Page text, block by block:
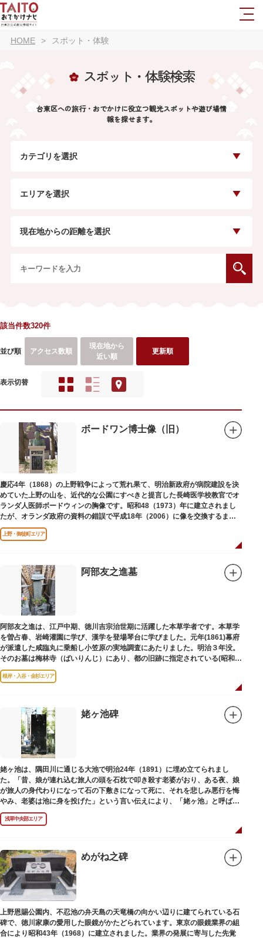
HOME スポット・体験
スポット・体験検索
台東区への旅行・おでかけに役立つ観光スポットや遊び場情
報を探せます。
カテゴリを選択
エリアを選択
現在地からの距離を選択
該当件数320件
並び順 アクセス数順
現在地から
近い順
更新順
表示切替
ボードワン博士像（旧）
慶応4年（1868）の上野戦争によって荒れ果て、明治新政府が病院建設を決
めていた上野の山を、近代的な公園にすべきと提言した長崎医学校教官でオ
ランダ人医師ボードウィンの胸像です。昭和48（1973）年に建立されまし
たが、オランダ政府の資料の錯誤で平成18年（2006）に像を交換するまで
は博士の弟の像でした。
上野・御徒町エリア
阿部友之進墓
阿部友之進は、江戸中期、徳川吉宗治世期に活躍した本草学者です。本草学
を曽占春、岩崎灌園に学び、漢学を登場琴台に学びました。元年(1861)幕府
が派遣した咸臨丸に乗船し小笠原の実地調査にあたりました。明治３年没。
そのお墓は梅林寺（ばいりんじ）にあり、都の旧跡に指定されている(昭和３
年指定)。
根岸・入谷・金杉エリア
姥ヶ池碑
姥ヶ池は、隅田川に通じる大池で明治24年（1891）に埋め立てられまし
た。「昔、娘が連れ込む旅人の頭を石枕で叩き殺す老婆がおり、ある夜、娘
が旅人の身代わりになって石の下敷きになって死に、それを悲しみ悪行を悔
やみ、老婆は池に身を投げた」という言い伝えにより、「姥ヶ池」と呼ばれ
ていました。その碑は花川戸公園内にあります。
浅草中央部エリア
めがね之碑
上野恩賜公園内、不忍池の弁天島の天竜橋の向かい辺りに建てられている石
碑で、徳川家康の愛用した眼鏡がかたどられています。東京の眼鏡業界の組
合により昭和43年（1968）に建立されました。業界の発展に寄与した先覚